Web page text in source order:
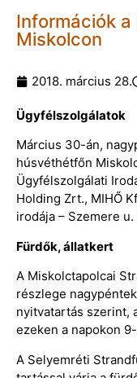
Információk
Miskolcon
2018. március 28.
Ügyfélszolgálatok
Március 30-án,
húsvéthétfőn
Ügyfélszolgálati
Holding Zrt., MIHŐ
irodája – Szemere
Fürdők, állatkert
A Miskolctapolcai
részlege
nyitvatartás szerint,
ezeken a napokon
A Selyemréti